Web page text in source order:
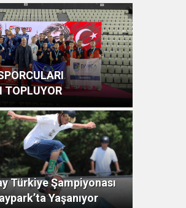
TOPLUYOR
Türkiye Şampiyonası
Yaşanıyor